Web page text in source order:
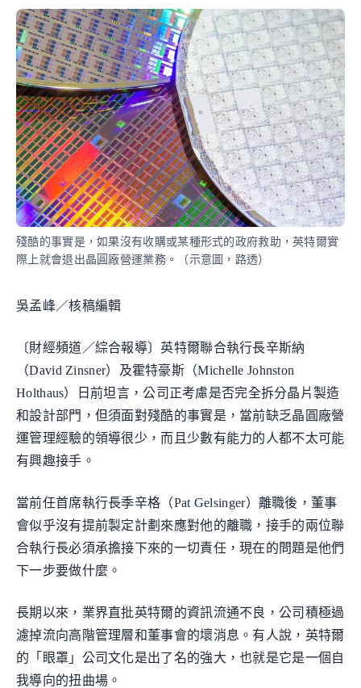
殘酷的事實是，如果沒有收購或某種形式的政府救助，英特爾實
際上就會退出晶圓廠營運業務。（示意圖，路透）
吳孟峰／核稿編輯
〔財經頻道／綜合報導〕英特爾聯合執行長辛斯納
（David Zinsner）及霍特豪斯（Michelle Johnston
Holthaus）日前坦言，公司正考慮是否完全拆分晶片製造
和設計部門，但須面對殘酷的事實是，當前缺乏晶圓廠營
運管理經驗的領導很少，而且少數有能力的人都不太可能
有興趣接手。
當前任首席執行長季辛格（Pat Gelsinger）離職後，董事
會似乎沒有提前製定計劃來應對他的離職，接手的兩位聯
合執行長必須承擔接下來的一切責任，現在的問題是他們
下一步要做什麼。
長期以來，業界直批英特爾的資訊流通不良，公司積極過
濾掉流向高階管理層和董事會的壞消息。有人說，英特爾
的「眼罩」公司文化是出了名的強大，也就是它是一個自
我導向的扭曲場。